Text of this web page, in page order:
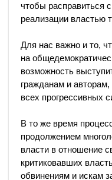
чтобы расправиться
реализации властью
Для нас важно и то,
на
возможность
гражданам и
всех прогрессивных
В то же время
продолжением
власти в отношение
критиковавших
обвинениям и искам